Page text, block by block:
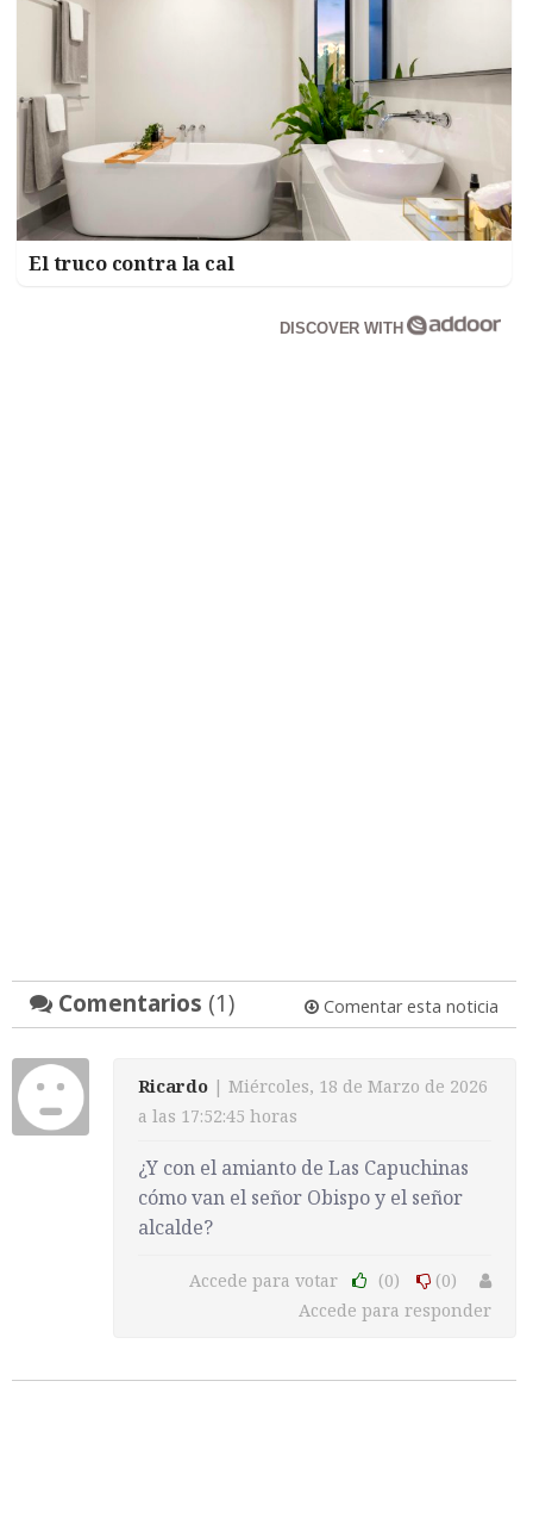
El truco contra la cal
DISCOVER WITH
Comentarios (1) Comentar esta noticia
Ricardo | Miércoles, 18 de Marzo de 2026
a las 17:52:45 horas
¿Y con el amianto de Las Capuchinas
cómo van el señor Obispo y el señor
alcalde?
Accede para votar (0)
(0)
Accede para responder